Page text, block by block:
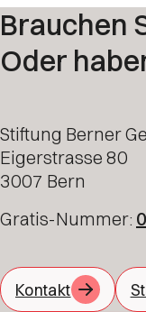
Brauchen
Oder
Stiftung Berner
Eigerstrasse 80
3007 Bern
Gratis-Nummer:
Kontakt